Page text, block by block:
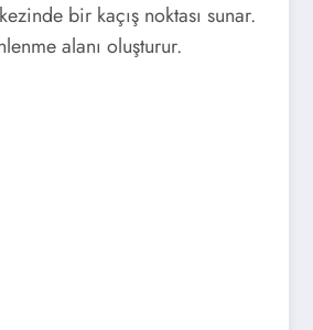
bir kaçış noktası sunar.
alanı oluşturur.